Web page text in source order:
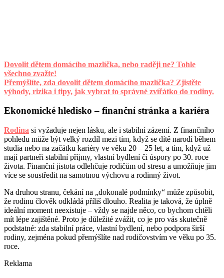
Dovolit dětem domácího mazlíčka, nebo raději ne? Tohle
všechno zvažte!
Přemýšlíte, zda dovolit dětem domácího mazlíčka? Zjistěte
výhody, rizika i tipy, jak vybrat to správné zvířátko do rodiny.
Ekonomické hledisko – finanční stránka a kariéra
Rodina si vyžaduje nejen lásku, ale i stabilní zázemí. Z finančního
pohledu může být velký rozdíl mezi tím, když se dítě narodí během
studia nebo na začátku kariéry ve věku 20 – 25 let, a tím, když už
mají partneři stabilní příjmy, vlastní bydlení či úspory po 30. roce
života. Finanční jistota odlehčuje rodičům od stresu a umožňuje jim
více se soustředit na samotnou výchovu a rodinný život.
Na druhou stranu, čekání na „dokonalé podmínky“ může způsobit,
že rodinu člověk odkládá příliš dlouho. Realita je taková, že úplně
ideální moment neexistuje – vždy se najde něco, co bychom chtěli
mít lépe zajištěné. Proto je důležité zvážit, co je pro vás skutečně
podstatné: zda stabilní práce, vlastní bydlení, nebo podpora širší
rodiny, zejména pokud přemýšlíte nad rodičovstvím ve věku po 35.
roce.
Reklama